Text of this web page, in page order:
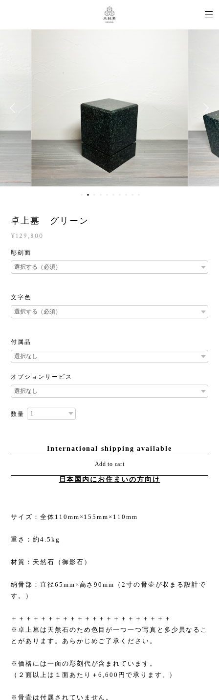
卓上墓 グリーン
¥129,800
彫刻面
文字色
付属品
オプションサービス
数量
International shipping available
Add to cart
日本国内にお住まいの方向け
サイズ：全体110mm×155mm×110mm
重さ：約4.5kg
材質：天然石（御影石）
納骨部：直径65mm×高さ90mm（2寸の骨壷が収まる設計で
す。）
＋＋＋＋＋＋＋＋＋＋＋＋＋＋＋＋＋＋＋＋＋＋
※卓上墓は天然石のため色目が一つ一つ写真と多少異なるこ
とがあります。あらかじめご了承ください。
※価格には一面の彫刻代が含まれています。
（２面以上は１面あたり＋6,600円で承ります。）
※骨壷は付属されていません。